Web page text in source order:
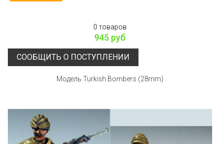
0 товаров
945 руб
СООБЩИТЬ О ПОСТУПЛЕНИИ
Модель Turkish Bombers (28mm)